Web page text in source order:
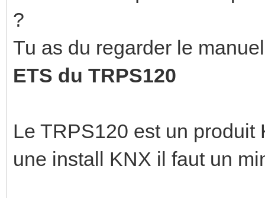
?
Tu as du regarder le
ETS du TRPS120
Le TRPS120 est un
une install KNX il faut un